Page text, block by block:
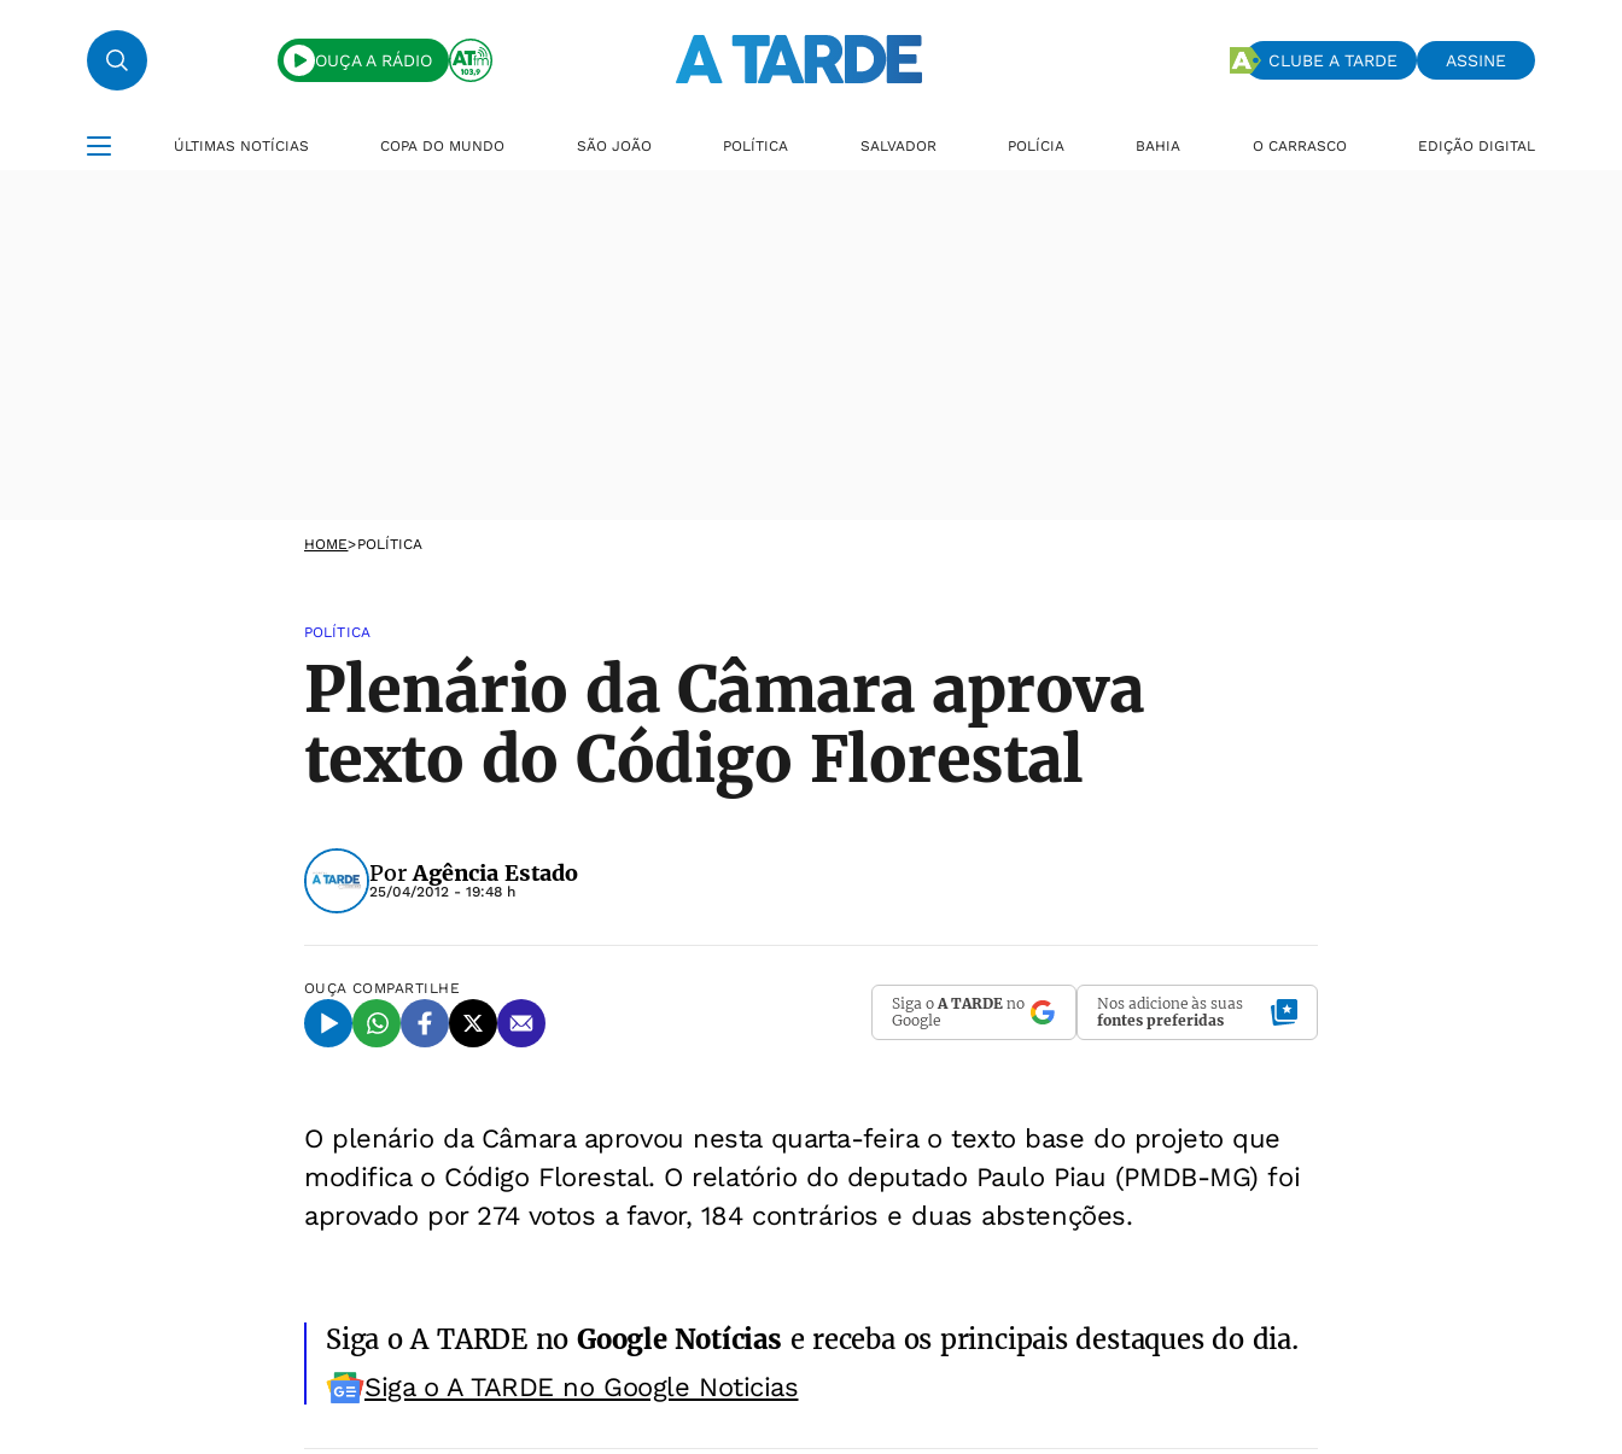
OUÇA A RÁDIO CLUBE A TARDE ASSINE
ÚLTIMAS NOTÍCIAS COPA DO MUNDO SÃO JOÃO POLÍTICA SALVADOR POLÍCIA BAHIA O CARRASCO EDIÇÃO DIGITAL
HOME>POLÍTICA
POLÍTICA
Plenário da Câmara aprova
texto do Código Florestal
PorAgência Estado
25/04/2012 - 19:48 h
OUÇA COMPARTILHE
Siga oA TARDE no
Google
Nos adicione às suas
fontes preferidas
O plenário da Câmara aprovou nesta quarta-feira o texto base do projeto que
modifica o Código Florestal. O relatório do deputado Paulo Piau (PMDB-MG) foi
aprovado por 274 votos a favor, 184 contrários e duas abstenções.
Siga o A TARDE noGoogle Notícias e receba os principais destaques do dia.
Siga o A TARDE no Google Noticias